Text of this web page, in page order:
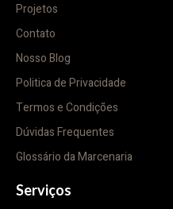
Projetos
Contato
Nosso Blog
Politica de Privacidade
Termos e Condições
Dúvidas Frequentes
Glossário da Marcenaria
Serviços